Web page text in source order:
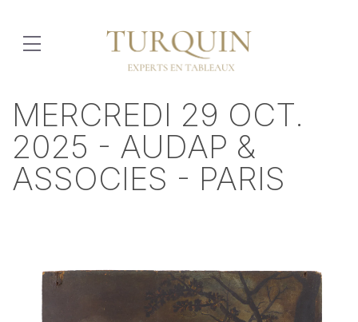
MERCREDI 29 OCT.
2025 - AUDAP &
ASSOCIES - PARIS